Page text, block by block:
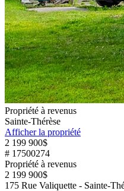
Propriété à revenus
Sainte-Thérèse
Afficher la propriété
2 199 900$
# 17500274
Propriété à revenus
2 199 900$
175 Rue Valiquette - Sainte-